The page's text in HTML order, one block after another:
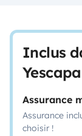
Inclus
Yescapa
Assurance
Assurance
choisir !